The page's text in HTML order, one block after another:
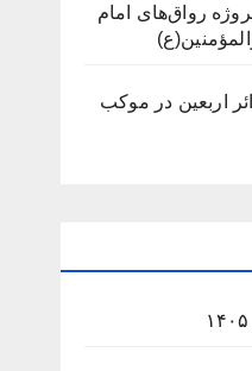
رواق‌های امام
زائر اربعین در موکب